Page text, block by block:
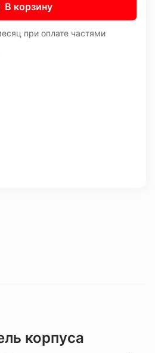
В корзину
при оплате частями
корпуса